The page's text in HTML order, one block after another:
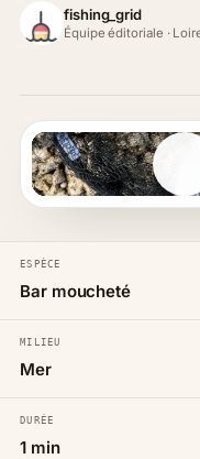
fishing_grid
Équipe éditoriale ·
ESPÈCE
Bar moucheté
MILIEU
Mer
DURÉE
1 min